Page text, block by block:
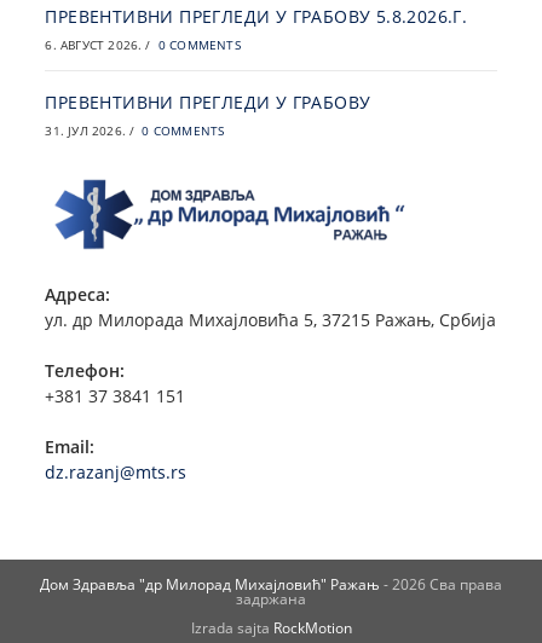
ПРЕВЕНТИВНИ ПРЕГЛЕДИ У ГРАБОВУ 5.8.2026.Г.
6. АВГУСТ 2026. / 0 COMMENTS
ПРЕВЕНТИВНИ ПРЕГЛЕДИ У ГРАБОВУ
31. ЈУЛ 2026. / 0 COMMENTS
Адреса:
ул. др Милорада Михајловића 5, 37215 Ражањ, Србија
Телефон:
+381 37 3841 151
Email:
dz.razanj@mts.rs
Дом Здравља "др Милорад Михајловић" Ражањ - 2026 Сва права
задржана
Izrada sajta RockMotion